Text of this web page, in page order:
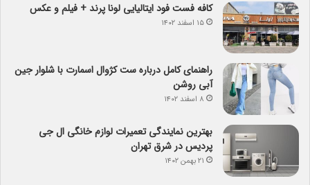
کافه فست فود ایتالیایی لونا پرند + فیلم و عکس
۱۵ اسفند ۱۴۰۲
راهنمای کامل درباره ست کژوال اسمارت با شلوار جین
آبی روشن
۸ اسفند ۱۴۰۲
بهترین نمایندگی تعمیرات لوازم خانگی ال جی
پردیس در شرق تهران
۲۱ بهمن ۱۴۰۲